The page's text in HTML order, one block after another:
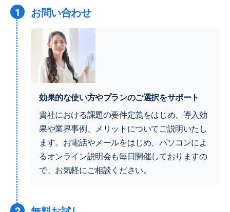
1 お問い合わせ
効果的な使い方やプランのご選択をサポート
貴社における課題の要件定義をはじめ、導入効
果や業界事例、メリットについてご説明いたし
ます。お電話やメールをはじめ、パソコンによ
るオンライン説明会も毎日開催しておりますの
で、お気軽にご相談ください。